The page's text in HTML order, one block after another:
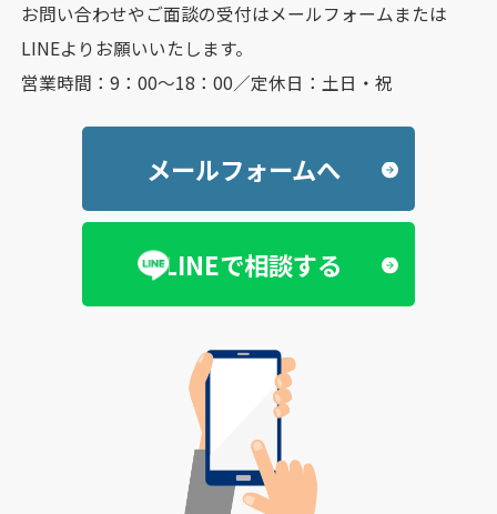
お問い合わせやご面談の受付はメールフォームまたは
LINEよりお願いいたします。
営業時間：9：00～18：00／定休日：土日・祝
メールフォームへ
LINEで相談する